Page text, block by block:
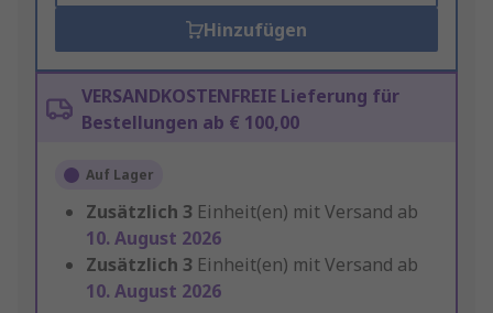
Hinzufügen
VERSANDKOSTENFREIE Lieferung für
Bestellungen ab € 100,00
Auf Lager
Zusätzlich 3 Einheit(en) mit Versand ab
10. August 2026
Zusätzlich 3 Einheit(en) mit Versand ab
10. August 2026